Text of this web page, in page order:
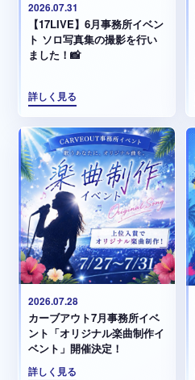
2026.07.31
【17LIVE】6月事務所イベン
ト ソロ写真集の撮影を行い
ました！📸
詳しく見る
2026.07.28
カーブアウト7月事務所イベ
ント「オリジナル楽曲制作イ
ベント」開催決定！
詳しく見る